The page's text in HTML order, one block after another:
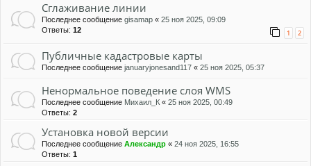
Сглаживание линии
Последнее сообщение gisamap « 25 ноя 2025, 09:09
Ответы: 12 1 2
Публичные кадастровые карты
Последнее сообщение januaryjonesand117 « 25 ноя 2025, 05:37
Ненормальное поведение слоя WMS
Последнее сообщение Михаил_К « 25 ноя 2025, 00:49
Ответы: 2
Установка новой версии
Последнее сообщение Александр « 24 ноя 2025, 16:55
Ответы: 1